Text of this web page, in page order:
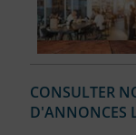
CONSULTER
D'ANNONCES